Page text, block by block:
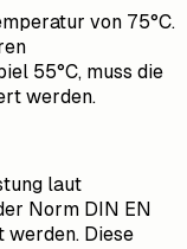
von 75°C.
55°C, muss die
werden.
laut
Norm DIN EN
werden. Diese